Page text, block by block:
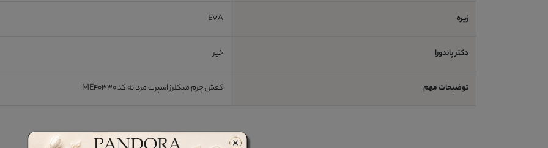
زیره EVA
دکتر پاندورا خیر
توضیحات مهم کفش چرم میکلرز اسپرت مردانه کد ME40330